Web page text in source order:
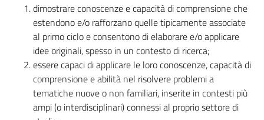
dimostrare conoscenze e capacità di comprensione che
estendono e/o rafforzano quelle tipicamente associate
al primo ciclo e consentono di elaborare e/o applicare
idee originali, spesso in un contesto di ricerca;
essere capaci di applicare le loro conoscenze, capacità di
comprensione e abilità nel risolvere problemi a
tematiche nuove o non familiari, inserite in contesti più
ampi (o interdisciplinari) connessi al proprio settore di